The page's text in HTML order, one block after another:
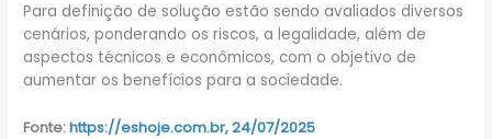
Para definição de solução estão sendo avaliados diversos
cenários, ponderando os riscos, a legalidade, além de
aspectos técnicos e econômicos, com o objetivo de
aumentar os benefícios para a sociedade.
Fonte:https://eshoje.com.br, 24/07/2025